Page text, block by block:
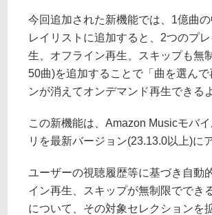
今回追加された新機能では、1億曲
レイリストに追加すると、2つのプ
生、オフライン再生、スキップも無
50曲)を追加することで「曲を選ん
ンが消えてオンデマンド再生できる
この新機能は、Amazon Musicモバ
リを最新バージョン(23.13.0以上)に
ユーザーの視聴履歴等に基づき自動
イン再生、スキップが無制限ででき
について、その対象セレクションを